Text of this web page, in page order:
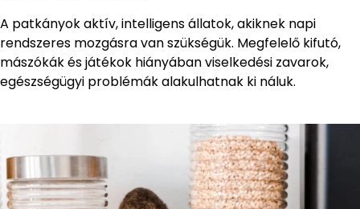
A patkányok aktív, intelligens állatok, akiknek napi
rendszeres mozgásra van szükségük. Megfelelő kifutó,
mászókák és játékok hiányában viselkedési zavarok,
egészségügyi problémák alakulhatnak ki náluk.